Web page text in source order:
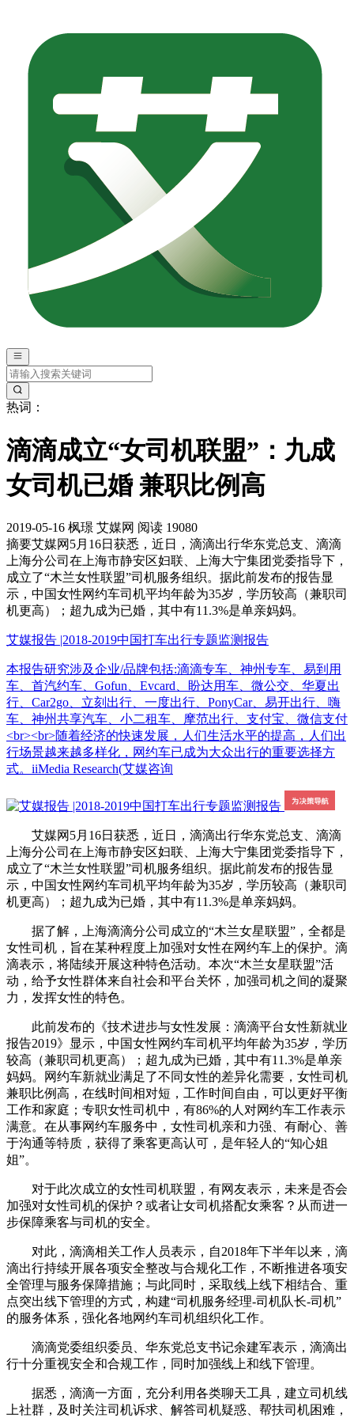
热词：
滴滴成立“女司机联盟”：九成
女司机已婚 兼职比例高
2019-05-16 枫璟 艾媒网 阅读 19080
摘要艾媒网5月16日获悉，近日，滴滴出行华东党总支、滴滴
上海分公司在上海市静安区妇联、上海大宁集团党委指导下，
成立了“木兰女性联盟”司机服务组织。据此前发布的报告显
示，中国女性网约车司机平均年龄为35岁，学历较高（兼职司
机更高）；超九成为已婚，其中有11.3%是单亲妈妈。
艾媒报告 |2018-2019中国打车出行专题监测报告
本报告研究涉及企业/品牌包括:滴滴专车、神州专车、易到用
车、首汽约车、Gofun、Evcard、盼达用车、微公交、华夏出
行、Car2go、立刻出行、一度出行、PonyCar、易开出行、嗨
车、神州共享汽车、小二租车、摩范出行、支付宝、微信支付
<br><br>随着经济的快速发展，人们生活水平的提高，人们出
行场景越来越多样化，网约车已成为大众出行的重要选择方
式。iiMedia Research(艾媒咨询
艾媒网5月16日获悉，近日，滴滴出行华东党总支、滴滴
上海分公司在上海市静安区妇联、上海大宁集团党委指导下，
成立了“木兰女性联盟”司机服务组织。据此前发布的报告显
示，中国女性网约车司机平均年龄为35岁，学历较高（兼职司
机更高）；超九成为已婚，其中有11.3%是单亲妈妈。
据了解，上海滴滴分公司成立的“木兰女星联盟”，全都是
女性司机，旨在某种程度上加强对女性在网约车上的保护。滴
滴表示，将陆续开展这种特色活动。本次“木兰女星联盟”活
动，给予女性群体来自社会和平台关怀，加强司机之间的凝聚
力，发挥女性的特色。
此前发布的《技术进步与女性发展：滴滴平台女性新就业
报告2019》显示，中国女性网约车司机平均年龄为35岁，学历
较高（兼职司机更高）；超九成为已婚，其中有11.3%是单亲
妈妈。网约车新就业满足了不同女性的差异化需要，女性司机
兼职比例高，在线时间相对短，工作时间自由，可以更好平衡
工作和家庭；专职女性司机中，有86%的人对网约车工作表示
满意。在从事网约车服务中，女性司机亲和力强、有耐心、善
于沟通等特质，获得了乘客更高认可，是年轻人的“知心姐
姐”。
对于此次成立的女性司机联盟，有网友表示，未来是否会
加强对女性司机的保护？或者让女司机搭配女乘客？从而进一
步保障乘客与司机的安全。
对此，滴滴相关工作人员表示，自2018年下半年以来，滴
滴出行持续开展各项安全整改与合规化工作，不断推进各项安
全管理与服务保障措施；与此同时，采取线上线下相结合、重
点突出线下管理的方式，构建“司机服务经理-司机队长-司机”
的服务体系，强化各地网约车司机组织化工作。
滴滴党委组织委员、华东党总支书记余建军表示，滴滴出
行十分重视安全和合规工作，同时加强线上和线下管理。
据悉，滴滴一方面，充分利用各类聊天工具，建立司机线
上社群，及时关注司机诉求、解答司机疑惑、帮扶司机困难，